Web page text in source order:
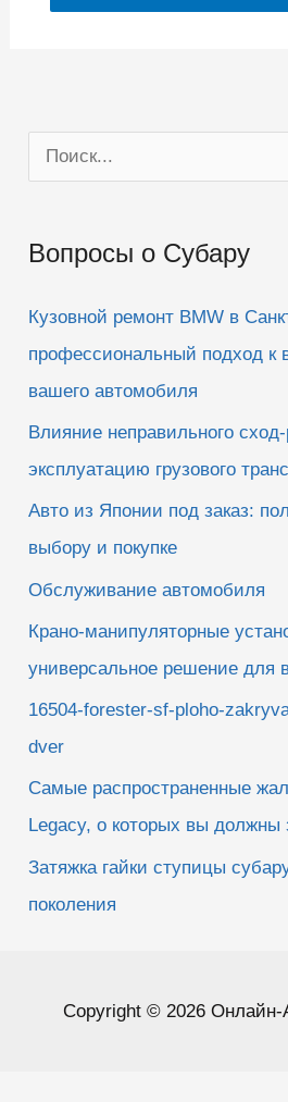
о
с
Вопросы о Субару
Кузовной ремонт BMW в
профессиональный подход к
вашего автомобиля
Влияние неправильного
эксплуатацию грузового
Авто из Японии под заказ:
выбору и покупке
Обслуживание автомобиля
Крано-манипуляторные
универсальное решение для
16504-forester-sf-ploho-
dver
Самые распространенные
Legacy, о которых вы должны
Затяжка гайки ступицы
поколения
Copyright © 2026 Онлайн-